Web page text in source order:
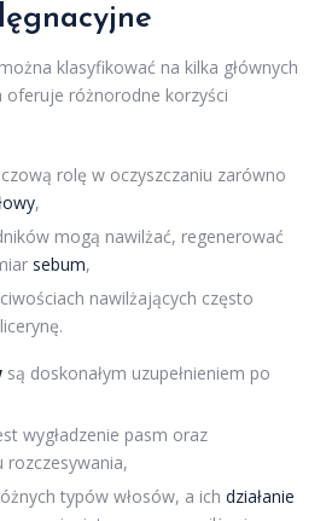
można klasyfikować na kilka głównych
oferuje różnorodne korzyści
rolę w oczyszczaniu zarówno
,
mogą nawilżać, regenerować
sebum,
nawilżających często
są doskonałym uzupełnieniem po
wygładzenie pasm oraz
rozczesywania,
typów włosów, a ich działanie